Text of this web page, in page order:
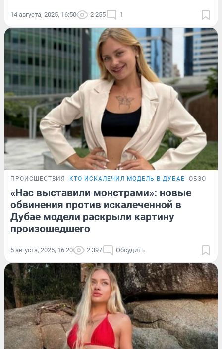
14 августа, 2025, 16:50 2 255 1
ПРОИСШЕСТВИЯ КТО ИСКАЛЕЧИЛ МОДЕЛЬ В ДУБАЕ ОБЗОР
«Нас выставили монстрами»: новые
обвинения против искалеченной в
Дубае модели раскрыли картину
произошедшего
5 августа, 2025, 16:20 2 397 Обсудить